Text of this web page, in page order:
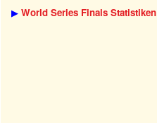
▶ World Series Finals Statistiken